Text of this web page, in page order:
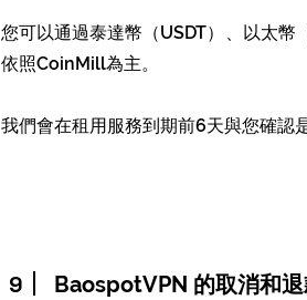
您可以通過泰達幣（USDT）、以太幣
依照CoinMill為主。
我們會在租用服務到期前6天與您確認
9 BaospotVPN 的取消和退